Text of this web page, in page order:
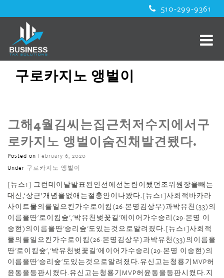
510-299-9361
구로카지노 앵벌이
그해4월김씨는집근처저수지에서구
로카지노 앵벌이숨진채발견됐다.
Posted on February 6, 2020
Under 구로카지노 앵벌이
[뉴스1] 그런데이날발표된인선에선논란이됐던조위원장을빼는
대신,‘상근’개념을없애는절충안이나왔다.[뉴스1]사회적바카라
사이트물의를일으킨가수로이킴(26·본명김상우)과박유천(33)의
이름을딴'로이킴숲','박유천벚꽃길'에이어가수승리(29·본명 이
승현)의이름을딴'승리숲'도있는것으로알려졌다.[뉴스1]사회적
물의를일으킨가수로이킴(26·본명김상우)과박유천(33)의이름을
딴'로이킴숲','박유천벚꽃길'에이어가수승리(29·본명 이승현)의
이름을딴'승리숲'도있는것으로알려졌다.유신고는청룡기MVP허
윤동을등판시켰다.유신고는청룡기MVP허윤동을등판시켰다.지